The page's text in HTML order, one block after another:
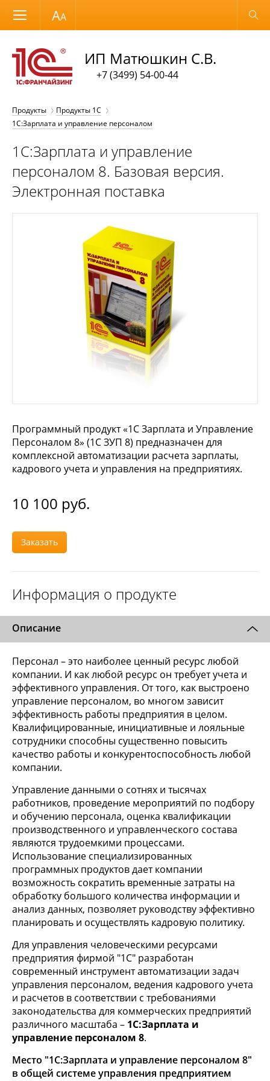
Размер шрифта Обычная версия
ИП Матюшкин С.В.
+7 (3499) 54-00-44
Продукты
Продукты 1С
1С:Зарплата и управление персоналом
1С:Зарплата и управление
персоналом 8. Базовая версия.
Электронная поставка
Программный продукт «1С Зарплата и Управление
Персоналом 8» (1С ЗУП 8) предназначен для
комплексной автоматизации расчета зарплаты,
кадрового учета и управления на предприятиях.
10 100 руб.
Заказать
Информация о продукте
Описание
Персонал – это наиболее ценный ресурс любой
компании. И как любой ресурс он требует учета и
эффективного управления. От того, как выстроено
управление персоналом, во многом зависит
эффективность работы предприятия в целом.
Квалифицированные, инициативные и лояльные
сотрудники способны существенно повысить
качество работы и конкурентоспособность любой
компании.
Управление данными о сотнях и тысячах
работников, проведение мероприятий по подбору
и обучению персонала, оценка квалификации
производственного и управленческого состава
являются трудоемкими процессами.
Использование специализированных
программных продуктов дает компании
возможность сократить временные затраты на
обработку большого количества информации и
анализ данных, позволяет руководству эффективно
планировать и осуществлять кадровую политику.
Для управления человеческими ресурсами
предприятия фирмой "1С" разработан
современный инструмент автоматизации задач
управления персоналом, ведения кадрового учета
и расчетов в соответствии с требованиями
законодательства для коммерческих предприятий
различного масштаба – 1С:Зарплата и
управление персоналом 8.
Место "1С:Зарплата и управление персоналом 8"
в общей системе управления предприятием